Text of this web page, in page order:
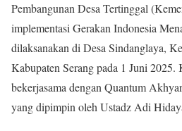
Pembangunan Desa Tertinggal
implementasi Gerakan Indonesia
dilaksanakan di Desa Sindanglaya,
Kabupaten Serang pada 1 Juni 2025.
bekerjasama dengan Quantum
yang dipimpin oleh Ustadz Adi